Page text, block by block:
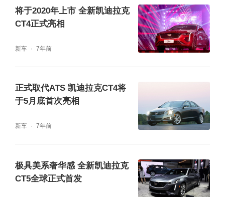
将于2020年上市 全新凯迪拉克
CT4正式亮相
新车 7年前
正式取代ATS 凯迪拉克CT4将
于5月底首次亮相
新车 7年前
极具美系奢华感 全新凯迪拉克
CT5全球正式首发